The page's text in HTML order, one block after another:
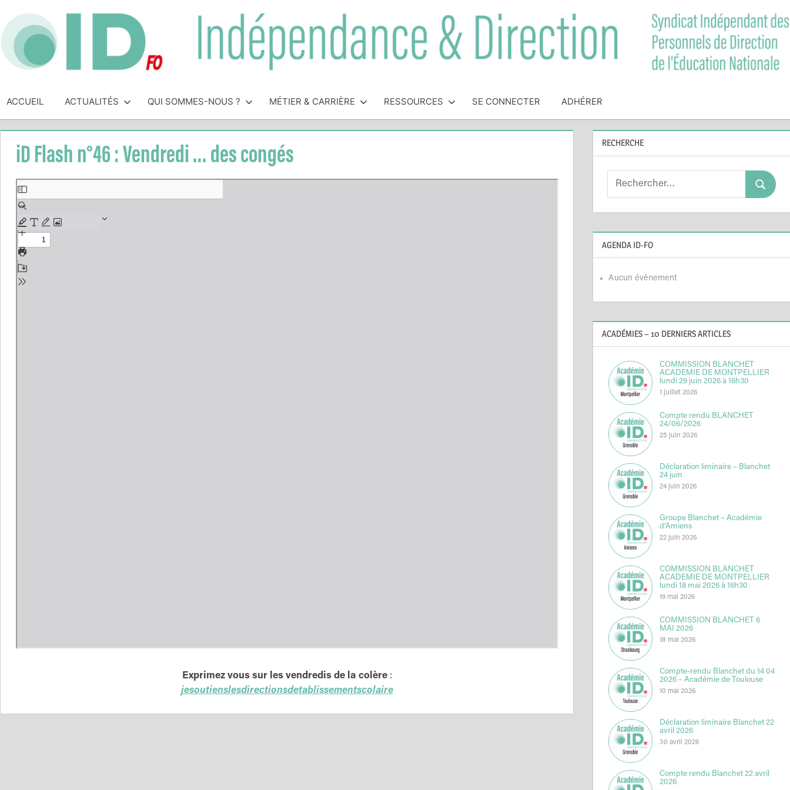
content
&
Direction
indépendant
direction
l'Éducation
Nationale
ACCUEIL ACTUALITÉS QUI SOMMES-NOUS ? MÉTIER & CARRIÈRE RESSOURCES SE CONNECTER ADHÉRER
iD Flash n°46 : Vendredi … des congés
Aller
au
PDF
Exprimez vous sur les vendredis de la colère:
jesoutienslesdirectionsdetablissementscolaire
RECHERCHE
Search
Search
AGENDA ID-FO
Aucun évènement
ACADÉMIES – 10 DERNIERS ARTICLES
COMMISSION BLANCHET
ACADEMIE DE MONTPELLIER
lundi 29 juin 2026 à 16h30
1 juillet 2026
Compte rendu BLANCHET
24/06/2026
25 juin 2026
Déclaration liminaire – Blanchet
24 juin
24 juin 2026
Groupe Blanchet – Académie
d’Amiens
22 juin 2026
COMMISSION BLANCHET
ACADEMIE DE MONTPELLIER
lundi 18 mai 2026 à 16h30
19 mai 2026
COMMISSION BLANCHET 6
MAI 2026
18 mai 2026
Compte-rendu Blanchet du 14 04
2026 – Académie de Toulouse
10 mai 2026
Déclaration liminaire Blanchet 22
avril 2026
30 avril 2026
Compte rendu Blanchet 22 avril
2026